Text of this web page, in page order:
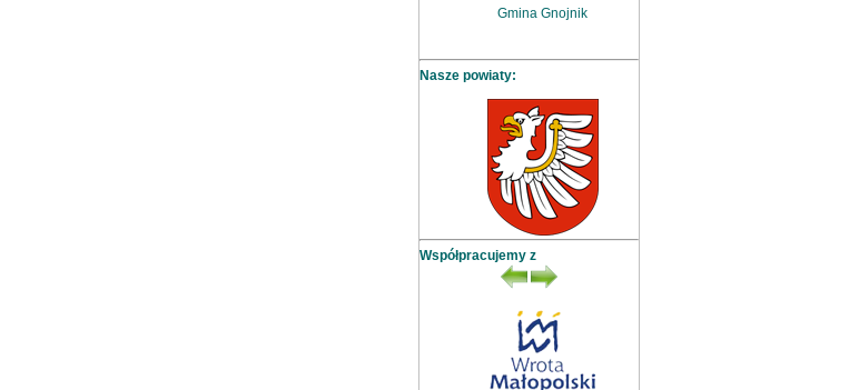
Gmina Gnojnik
Nasze powiaty:
Współpracujemy z